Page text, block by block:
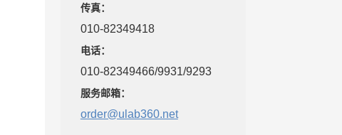
传真：
010-82349418
电话：
010-82349466/9931/9293
服务邮箱：
order@ulab360.net